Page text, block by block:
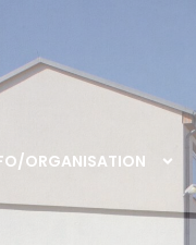
ORGANISATION